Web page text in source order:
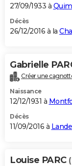
27/09/1933 à
Décès
26/12/2016 à la
Gabrielle
Créer une
Naissance
12/12/1931 à
Décès
11/09/2016 à
Louise PARC